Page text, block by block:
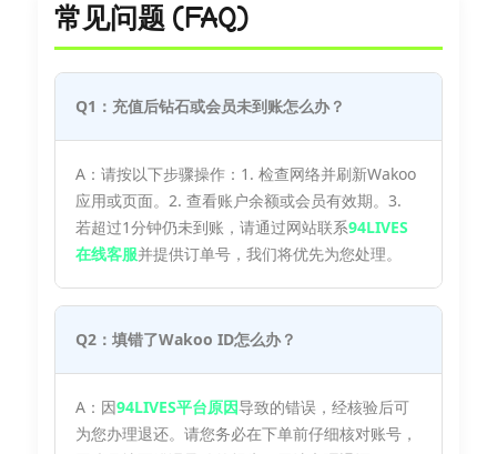
常见问题 (FAQ)
Q1：充值后钻石或会员未到账怎么办？
A：请按以下步骤操作：1. 检查网络并刷新Wakoo
应用或页面。2. 查看账户余额或会员有效期。3.
若超过1分钟仍未到账，请通过网站联系94LIVES
在线客服并提供订单号，我们将优先为您处理。
Q2：填错了Wakoo ID怎么办？
A：因94LIVES平台原因导致的错误，经核验后可
为您办理退还。请您务必在下单前仔细核对账号，